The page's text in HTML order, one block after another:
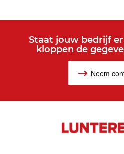
Staat jouw bedrijf
kloppen de
Neem